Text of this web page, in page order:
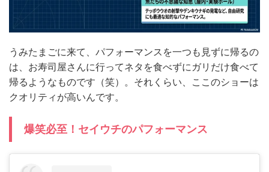
うみたまごに来て、パフォーマンスを一つも見ずに帰るの
は、お寿司屋さんに行ってネタを食べずにガリだけ食べて
帰るようなものです（笑）。それくらい、ここのショーは
クオリティが高いんです。
爆笑必至！セイウチのパフォーマンス